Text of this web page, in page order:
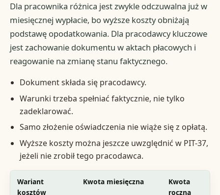
Dla pracownika różnica jest zwykle odczuwalna już w
miesięcznej wypłacie, bo wyższe koszty obniżają
podstawę opodatkowania. Dla pracodawcy kluczowe
jest zachowanie dokumentu w aktach płacowych i
reagowanie na zmianę stanu faktycznego.
Dokument składa się pracodawcy.
Warunki trzeba spełniać faktycznie, nie tylko
zadeklarować.
Samo złożenie oświadczenia nie wiąże się z opłatą.
Wyższe koszty można jeszcze uwzględnić w PIT-37,
jeżeli nie zrobił tego pracodawca.
Wariant
kosztów
Kwota miesięczna
Kwota
roczna